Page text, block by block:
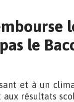
le
et à un
résultats